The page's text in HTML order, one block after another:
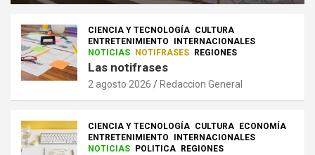
CIENCIA Y TECNOLOGÍA CULTURA
ENTRETENIMIENTO
INTERNACIONALES
NOTICIAS NOTIFRASES REGIONES
Las notifrases
2 agosto 2026 Redaccion General
CIENCIA Y TECNOLOGÍA CULTURA ECONOMÍA
ENTRETENIMIENTO
INTERNACIONALES
NOTICIAS POLITICA REGIONES